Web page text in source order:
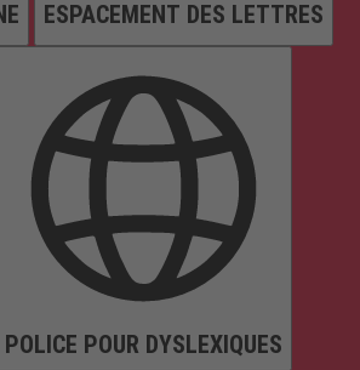
ESPACEMENT DES LETTRES
POLICE POUR DYSLEXIQUES